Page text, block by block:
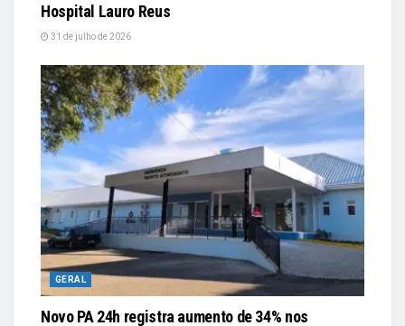
Hospital Lauro Reus
31 de julho de 2026
GERAL
Novo PA 24h registra aumento de 34% nos